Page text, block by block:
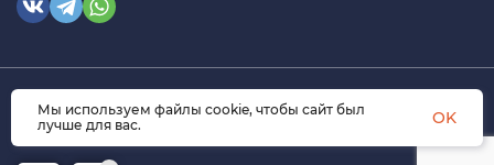
© 2026 himmedsnab.ru. Все права защищены
Мы используем файлы cookie, чтобы сайт был
лучше для вас.
OK